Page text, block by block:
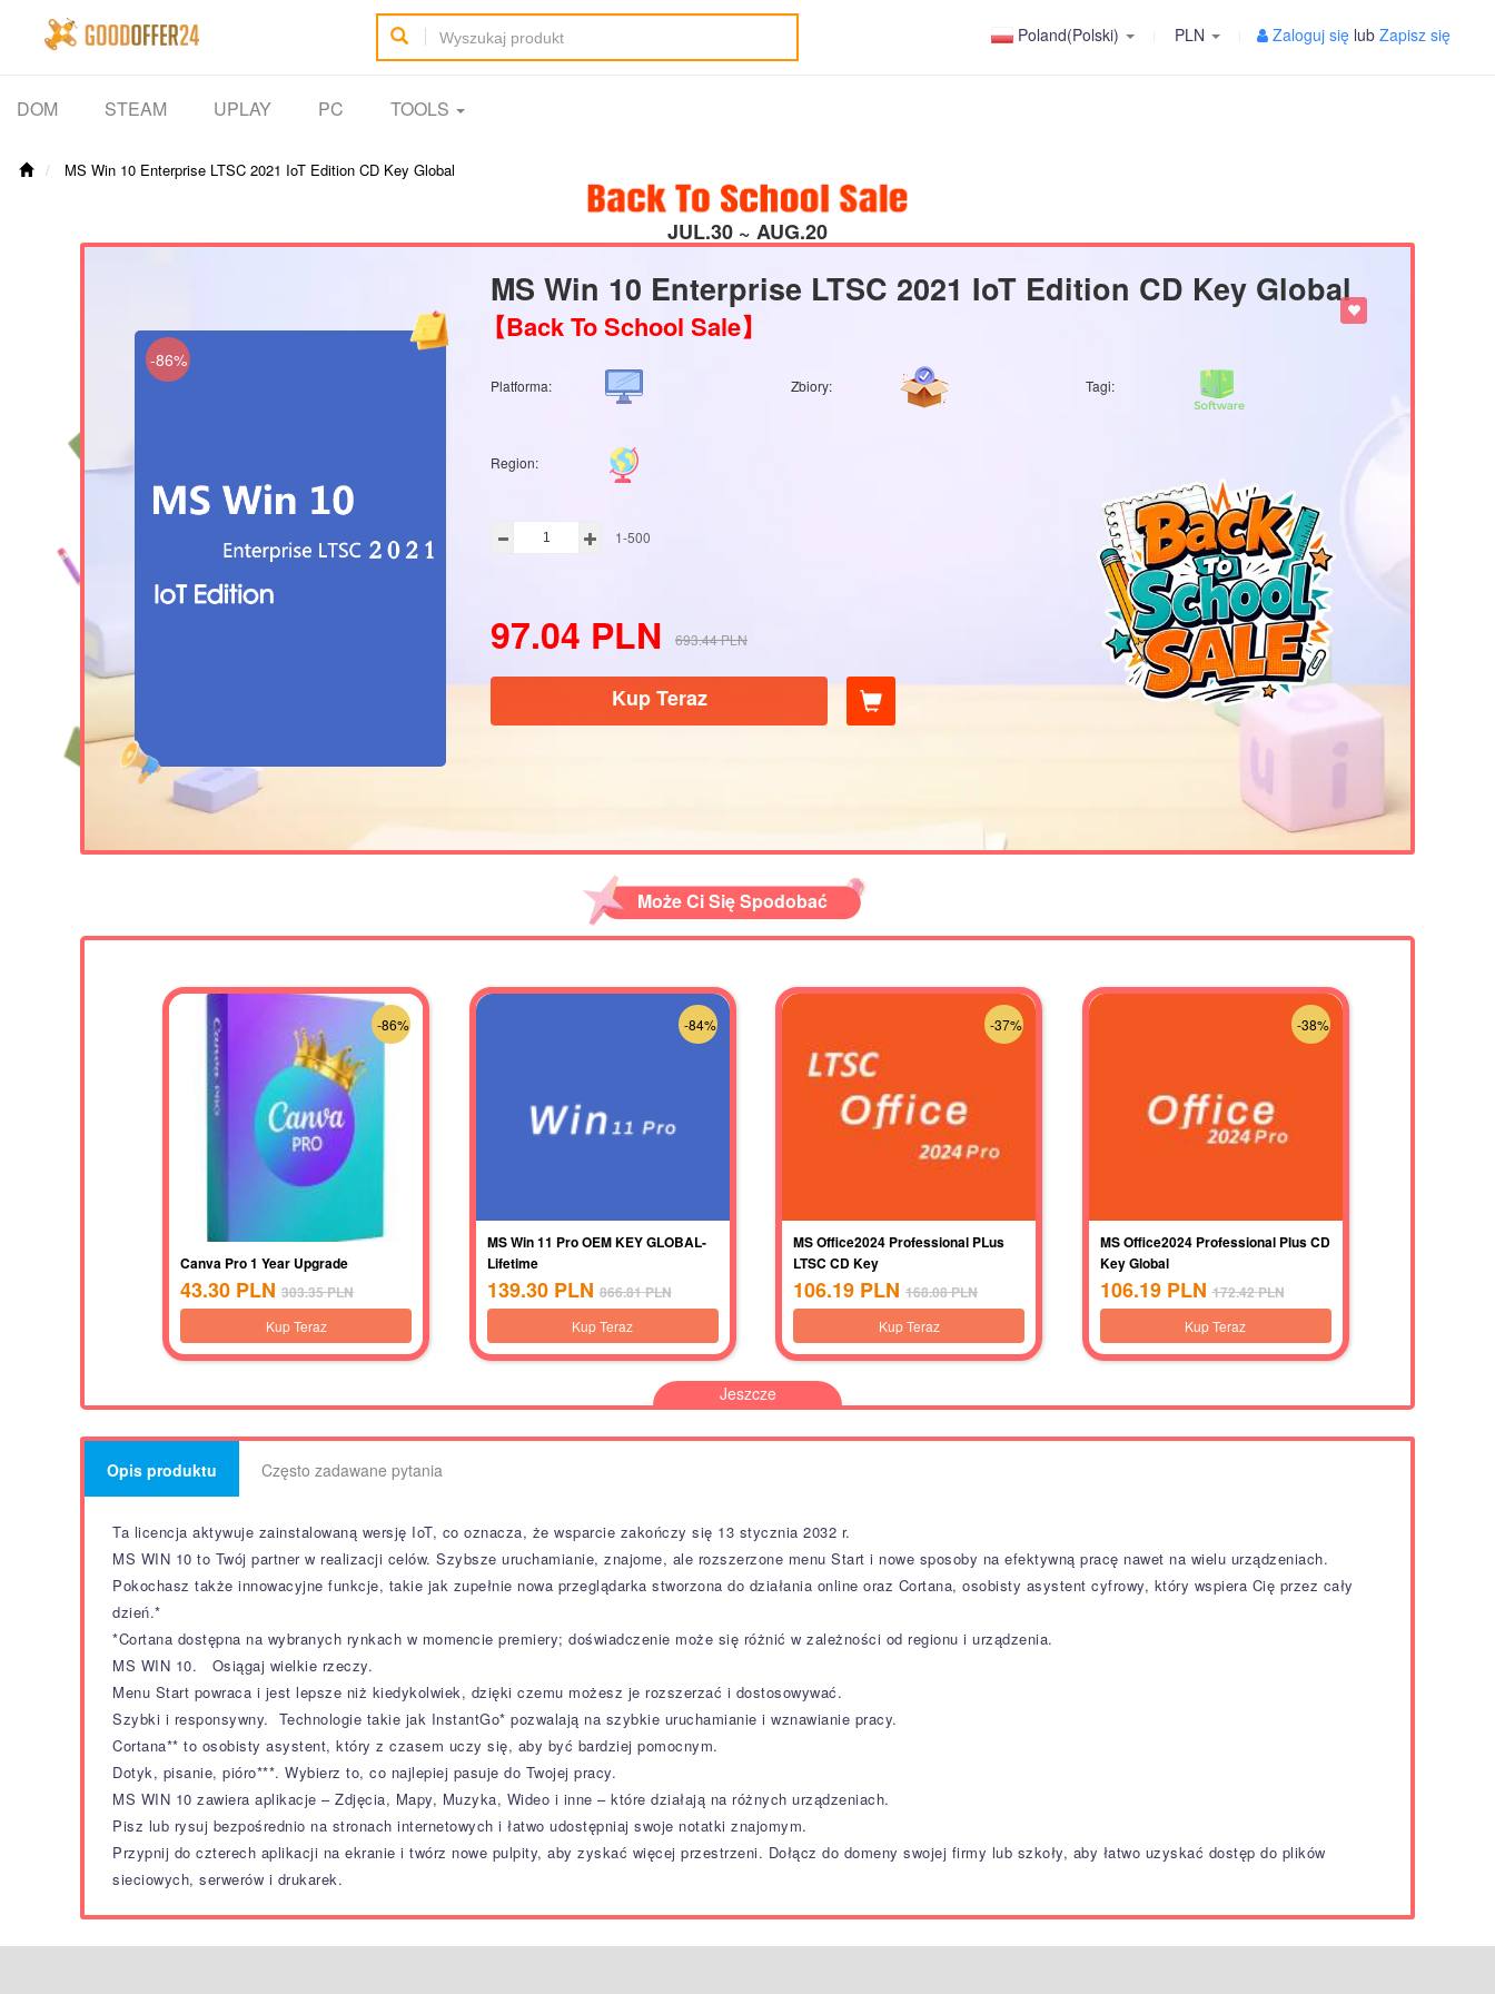
Poland(Polski) PLN Zaloguj się lub Zapisz się
DOM STEAM UPLAY PC TOOLS
MS Win 10 Enterprise LTSC 2021 IoT Edition CD Key Global
JUL.30 ~ AUG.20
-86%
MS Win 10 Enterprise LTSC 2021 IoT Edition CD Key Global
【Back To School Sale】
Platforma: Zbiory: Tagi:
Region:
1-500
97.04 PLN 693.44PLN
Kup Teraz
Może Ci Się Spodobać
-86%
Canva Pro 1 Year Upgrade
43.30 PLN 303.35PLN
Kup Teraz
-84%
MS Win 11 Pro OEM KEY GLOBAL-
Lifetime
139.30 PLN 866.81PLN
Kup Teraz
-37%
MS Office2024 Professional PLus
LTSC CD Key
106.19 PLN 168.08PLN
Kup Teraz
-38%
MS Office2024 Professional Plus CD
Key Global
106.19 PLN 172.42PLN
Kup Teraz
Jeszcze
Opis produktu Często zadawane pytania
Ta licencja aktywuje zainstalowaną wersję IoT, co oznacza, że wsparcie zakończy się 13 stycznia 2032 r.
MS WIN 10 to Twój partner w realizacji celów. Szybsze uruchamianie, znajome, ale rozszerzone menu Start i nowe sposoby na efektywną pracę nawet na wielu urządzeniach.
Pokochasz także innowacyjne funkcje, takie jak zupełnie nowa przeglądarka stworzona do działania online oraz Cortana, osobisty asystent cyfrowy, który wspiera Cię przez cały
dzień.*
*Cortana dostępna na wybranych rynkach w momencie premiery; doświadczenie może się różnić w zależności od regionu i urządzenia.
MS WIN 10. Osiągaj wielkie rzeczy.
Menu Start powraca i jest lepsze niż kiedykolwiek, dzięki czemu możesz je rozszerzać i dostosowywać.
Szybki i responsywny. Technologie takie jak InstantGo* pozwalają na szybkie uruchamianie i wznawianie pracy.
Cortana** to osobisty asystent, który z czasem uczy się, aby być bardziej pomocnym.
Dotyk, pisanie, pióro***. Wybierz to, co najlepiej pasuje do Twojej pracy.
MS WIN 10 zawiera aplikacje – Zdjęcia, Mapy, Muzyka, Wideo i inne – które działają na różnych urządzeniach.
Pisz lub rysuj bezpośrednio na stronach internetowych i łatwo udostępniaj swoje notatki znajomym.
Przypnij do czterech aplikacji na ekranie i twórz nowe pulpity, aby zyskać więcej przestrzeni. Dołącz do domeny swojej firmy lub szkoły, aby łatwo uzyskać dostęp do plików
sieciowych, serwerów i drukarek.